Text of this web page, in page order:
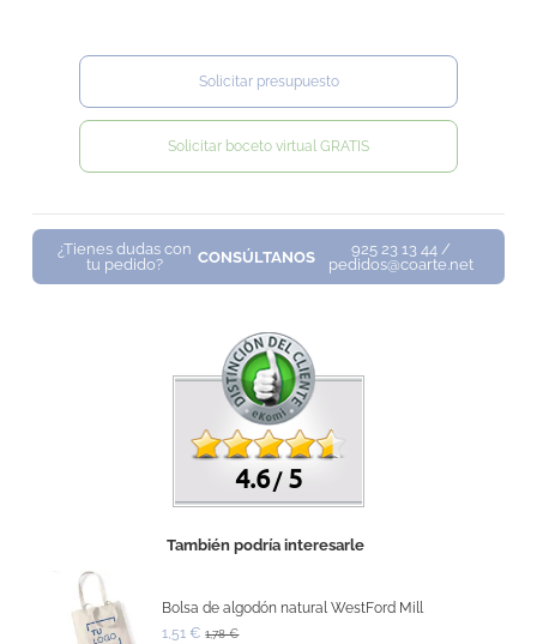
Solicitar presupuesto
Solicitar boceto virtual GRATIS
¿Tienes dudas con
tu pedido?
CONSÚLTANOS
925 23 13 44 /
pedidos@coarte.net
4.6 /5
También podría interesarle
Bolsa de algodón natural WestFord Mill
1,51 € 1,78 €